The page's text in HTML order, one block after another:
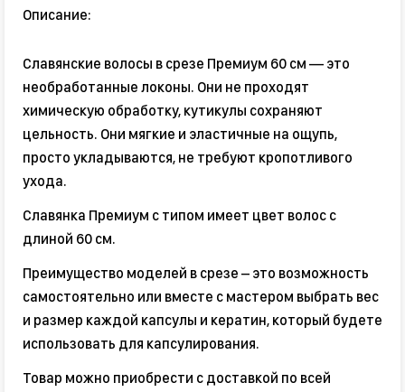
Описание:
Славянские волосы в срезе Премиум 60 см — это
необработанные локоны. Они не проходят
химическую обработку, кутикулы сохраняют
цельность. Они мягкие и эластичные на ощупь,
просто укладываются, не требуют кропотливого
ухода.
Славянка Премиум с типом имеет цвет волос с
длиной 60 см.
Преимущество моделей в срезе – это возможность
самостоятельно или вместе с мастером выбрать вес
и размер каждой капсулы и кератин, который будете
использовать для капсулирования.
Товар можно приобрести с доставкой по всей